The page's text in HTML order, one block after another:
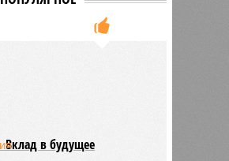
Вклад в будущее